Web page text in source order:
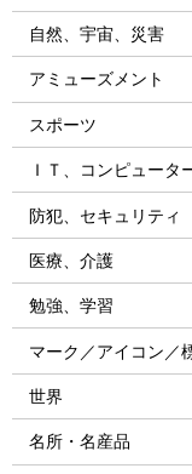
自然、宇宙、災害
アミューズメント
スポーツ
ＩＴ、コンピュー
防犯、セキュリティ
医療、介護
勉強、学習
マーク／アイコン／
世界
名所・名産品